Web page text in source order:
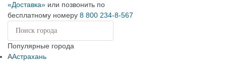
«Доставка» или позвонить по
бесплатному номеру 8 800 234-8-567
Популярные города
ААстрахань